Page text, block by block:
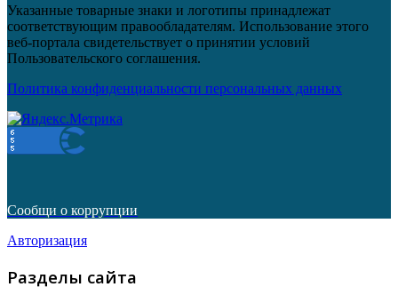
Указанные товарные знаки и логотипы принадлежат
соответствующим правообладателям. Использование этого
веб-портала свидетельствует о принятии условий
Пользовательского соглашения.
Политика конфиденциальности персональных данных
Сообщи о коррупции
Авторизация
Разделы сайта